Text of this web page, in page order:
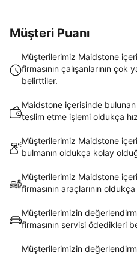
Müşteri Puanı
Müşterilerimiz Maidstone
firmasının çalışanlarının çok
belirttiler.
Maidstone içerisinde
teslim etme işlemi oldukça
Müşterilerimiz Maidstone
bulmanın oldukça kolay
Müşterilerimiz Maidstone
firmasının araçlarının
Müşterilerimizin
firmasının servisi ödedikleri
Müşterilerimizin